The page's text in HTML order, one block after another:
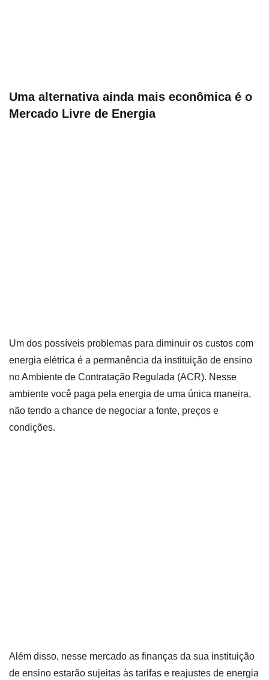
Uma alternativa ainda mais econômica é o
Mercado Livre de Energia
Um dos possíveis problemas para diminuir os custos com
energia elétrica é a permanência da instituição de ensino
no Ambiente de Contratação Regulada (ACR). Nesse
ambiente você paga pela energia de uma única maneira,
não tendo a chance de negociar a fonte, preços e
condições.
Além disso, nesse mercado as finanças da sua instituição
de ensino estarão sujeitas às tarifas e reajustes de energia